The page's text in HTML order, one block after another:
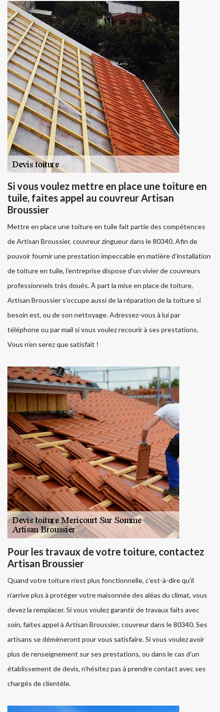
Si vous voulez mettre en place une toiture en
tuile, faites appel au couvreur Artisan
Broussier
Mettre en place une toiture en tuile fait partie des compétences
de Artisan Broussier, couvreur zingueur dans le 80340. Afin de
pouvoir fournir une prestation impeccable en matière d’installation
de toiture en tuile, l’entreprise dispose d’un vivier de couvreurs
professionnels très doués. À part la mise en place de toiture,
Artisan Broussier s’occupe aussi de la réparation de la toiture si
besoin est, ou de son nettoyage. Adressez-vous à lui par
téléphone ou par mail si vous voulez recourir à ses prestations.
Vous n’en serez que satisfait !
Pour les travaux de votre toiture, contactez
Artisan Broussier
Quand votre toiture n’est plus fonctionnelle, c’est-à-dire qu’il
n’arrive plus à protéger votre maisonnée des aléas du climat, vous
devez la remplacer. Si vous voulez garantir de travaux faits avec
soin, faites appel à Artisan Broussier, couvreur dans le 80340. Ses
artisans se démèneront pour vous satisfaire. Si vous voulez avoir
plus de renseignement sur ses prestations, ou dans le cas d’un
établissement de devis, n’hésitez pas à prendre contact avec ses
chargés de clientèle.